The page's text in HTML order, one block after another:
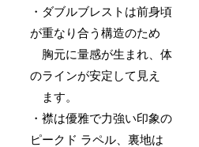
・ダブルブレストは前身頃
が重なり合う構造のため
胸元に量感が生まれ、体
のラインが安定して見え
ます。
・襟は優雅で力強い印象の
ピークド ラペル、裏地は